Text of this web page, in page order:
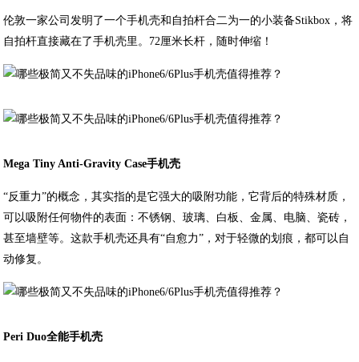
伦敦一家公司发明了一个手机壳和自拍杆合二为一的小装备Stikbox，将
自拍杆直接藏在了手机壳里。72厘米长杆，随时伸缩！
Mega Tiny Anti-Gravity Case手机壳
“反重力”的概念，其实指的是它强大的吸附功能，它背后的特殊材质，
可以吸附任何物件的表面：不锈钢、玻璃、白板、金属、电脑、瓷砖，
甚至墙壁等。这款手机壳还具有“自愈力”，对于轻微的划痕，都可以自
动修复。
Peri Duo全能手机壳